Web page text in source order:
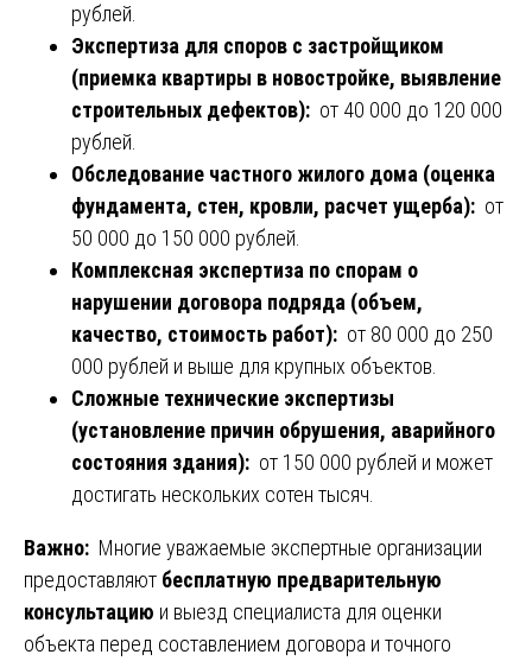
рублей.
Экспертиза для споров с застройщиком
(приемка квартиры в новостройке, выявление
строительных дефектов): от 40 000 до 120 000
рублей.
Обследование частного жилого дома (оценка
фундамента, стен, кровли, расчет ущерба): от
50 000 до 150 000 рублей.
Комплексная экспертиза по спорам о
нарушении договора подряда (объем,
качество, стоимость работ): от 80 000 до 250
000 рублей и выше для крупных объектов.
Сложные технические экспертизы
(установление причин обрушения, аварийного
состояния здания): от 150 000 рублей и может
достигать нескольких сотен тысяч.
Важно: Многие уважаемые экспертные организации
предоставляют бесплатную предварительную
консультацию и выезд специалиста для оценки
объекта перед составлением договора и точного